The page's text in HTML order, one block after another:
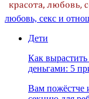
любовь, секс и
Дети
Как
деньгами: 5
Вам пожёстче